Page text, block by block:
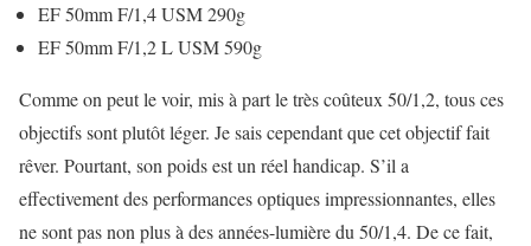
EF 50mm F/1,4 USM 290g
EF 50mm F/1,2 L USM 590g
Comme on peut le voir, mis à part le très coûteux 50/1,2, tous ces
objectifs sont plutôt léger. Je sais cependant que cet objectif fait
rêver. Pourtant, son poids est un réel handicap. S’il a
effectivement des performances optiques impressionnantes, elles
ne sont pas non plus à des années-lumière du 50/1,4. De ce fait,